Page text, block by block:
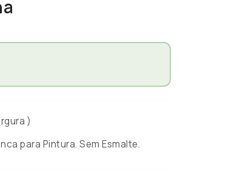
)
para Pintura. Sem Esmalte.